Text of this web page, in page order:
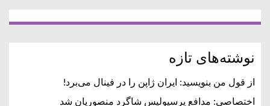
نوشته‌های تازه
از قول من بنویسید: ایران ژاپن را در فینال می‌برد!
اختصاصی: مدافع پرسپولیس شاگرد منصوریان شد